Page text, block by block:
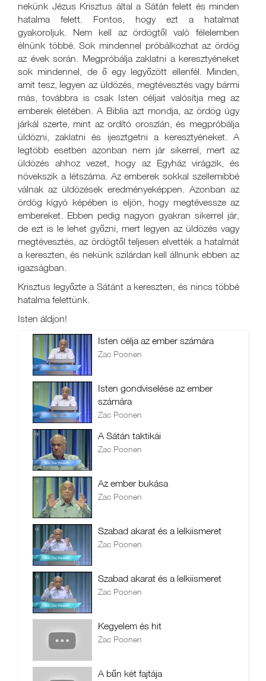
nekünk Jézus Krisztus által a Sátán felett és minden
hatalma felett. Fontos, hogy ezt a hatalmat
gyakoroljuk. Nem kell az ördögtől való félelemben
élnünk többé. Sok mindennel próbálkozhat az ördög
az évek során. Megpróbálja zaklatni a keresztyéneket
sok mindennel, de ő egy legyőzött ellenfél. Minden,
amit tesz, legyen az üldözés, megtévesztés vagy bármi
más, továbbra is csak Isten céljait valósítja meg az
emberek életében. A Biblia azt mondja, az ördög úgy
járkál szerte, mint az ordító oroszlán, és megpróbálja
üldözni, zaklatni és ijesztgetni a keresztyéneket. A
legtöbb esetben azonban nem jár sikerrel, mert az
üldözés ahhoz vezet, hogy az Egyház virágzik, és
növekszik a létszáma. Az emberek sokkal szellemibbé
válnak az üldözések eredményeképpen. Azonban az
ördög kígyó képében is eljön, hogy megtévessze az
embereket. Ebben pedig nagyon gyakran sikerrel jár,
de ezt is le lehet győzni, mert legyen az üldözés vagy
megtévesztés, az ördögtől teljesen elvették a hatalmát
a kereszten, és nekünk szilárdan kell állnunk ebben az
igazságban.
Krisztus legyőzte a Sátánt a kereszten, és nincs többé
hatalma felettünk.
Isten áldjon!
Isten célja az ember számára
Zac Poonen
Isten gondviselése az ember
számára
Zac Poonen
A Sátán taktikái
Zac Poonen
Az ember bukása
Zac Poonen
Szabad akarat és a lelkiismeret
Zac Poonen
Szabad akarat és a lelkiismeret
Zac Poonen
Kegyelem és hit
Zac Poonen
A bűn két fajtája